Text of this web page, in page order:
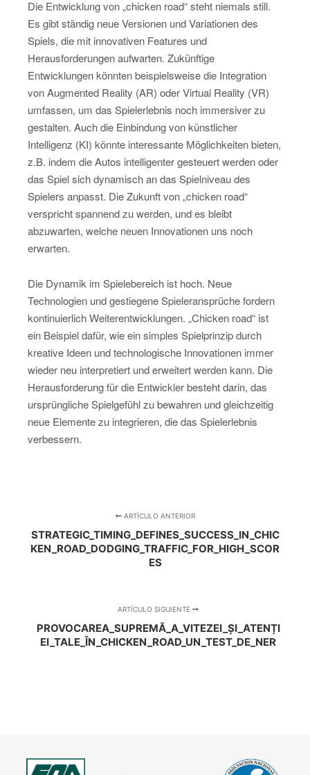
Die Entwicklung von „chicken road“ steht niemals still.
Es gibt ständig neue Versionen und Variationen des
Spiels, die mit innovativen Features und
Herausforderungen aufwarten. Zukünftige
Entwicklungen könnten beispielsweise die Integration
von Augmented Reality (AR) oder Virtual Reality (VR)
umfassen, um das Spielerlebnis noch immersiver zu
gestalten. Auch die Einbindung von künstlicher
Intelligenz (KI) könnte interessante Möglichkeiten bieten,
z.B. indem die Autos intelligenter gesteuert werden oder
das Spiel sich dynamisch an das Spielniveau des
Spielers anpasst. Die Zukunft von „chicken road“
verspricht spannend zu werden, und es bleibt
abzuwarten, welche neuen Innovationen uns noch
erwarten.
Die Dynamik im Spielebereich ist hoch. Neue
Technologien und gestiegene Spieleransprüche fordern
kontinuierlich Weiterentwicklungen. „Chicken road“ ist
ein Beispiel dafür, wie ein simples Spielprinzip durch
kreative Ideen und technologische Innovationen immer
wieder neu interpretiert und erweitert werden kann. Die
Herausforderung für die Entwickler besteht darin, das
ursprüngliche Spielgefühl zu bewahren und gleichzeitig
neue Elemente zu integrieren, die das Spielerlebnis
verbessern.
ARTÍCULO ANTERIOR
STRATEGIC_TIMING_DEFINES_SUCCESS_IN_CHIC
KEN_ROAD_DODGING_TRAFFIC_FOR_HIGH_SCOR
ES
ARTÍCULO SIGUIENTE
PROVOCAREA_SUPREMĂ_A_VITEZEI_ȘI_ATENȚI
EI_TALE_ÎN_CHICKEN_ROAD_UN_TEST_DE_NER